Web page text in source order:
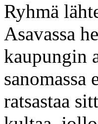
Ryhmä
Asavassa
kaupungin
ratsastaa